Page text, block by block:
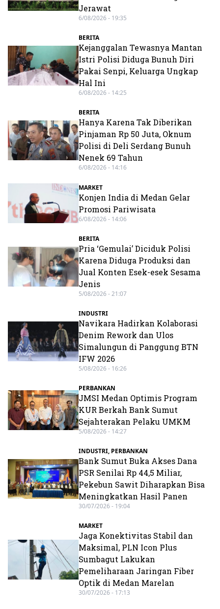
Jerawat
6/08/2026 - 19:35
BERITA
Kejanggalan Tewasnya Mantan
Istri Polisi Diduga Bunuh Diri
Pakai Senpi, Keluarga Ungkap
Hal Ini
6/08/2026 - 14:25
BERITA
Hanya Karena Tak Diberikan
Pinjaman Rp 50 Juta, Oknum
Polisi di Deli Serdang Bunuh
Nenek 69 Tahun
6/08/2026 - 14:16
MARKET
Konjen India di Medan Gelar
Promosi Pariwisata
6/08/2026 - 14:06
BERITA
Pria ‘Gemulai’ Diciduk Polisi
Karena Diduga Produksi dan
Jual Konten Esek-esek Sesama
Jenis
5/08/2026 - 21:07
INDUSTRI
Navikara Hadirkan Kolaborasi
Denim Rework dan Ulos
Simalungun di Panggung BTN
IFW 2026
5/08/2026 - 16:26
PERBANKAN
JMSI Medan Optimis Program
KUR Berkah Bank Sumut
Sejahterakan Pelaku UMKM
5/08/2026 - 14:27
INDUSTRI, PERBANKAN
Bank Sumut Buka Akses Dana
PSR Senilai Rp 44,5 Miliar,
Pekebun Sawit Diharapkan Bisa
Meningkatkan Hasil Panen
30/07/2026 - 19:04
MARKET
Jaga Konektivitas Stabil dan
Maksimal, PLN Icon Plus
Sumbagut Lakukan
Pemeliharaan Jaringan Fiber
Optik di Medan Marelan
30/07/2026 - 17:13